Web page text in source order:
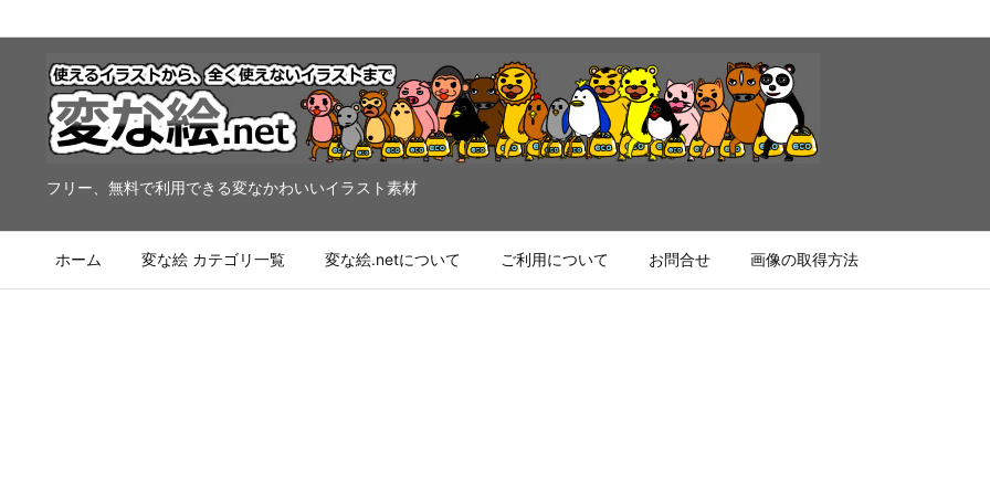
フリー、無料で利用できる変なかわいいイラスト素材
ホーム 変な絵 カテゴリ一覧 変な絵.netについて ご利用について お問合せ 画像の取得方法